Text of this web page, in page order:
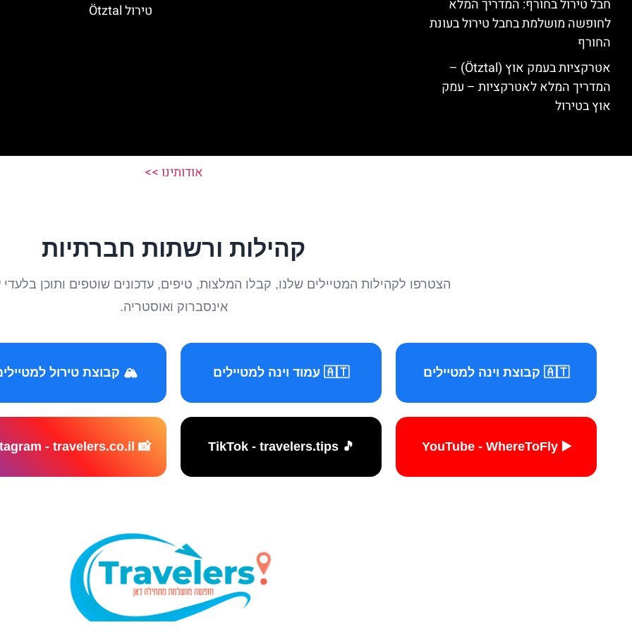
חבל טירול בחורף: המדריך המלא
לחופשה מושלמת בחבל טירול בעונת
החורף
אטרקציות בעמק אוץ (Ötztal) –
המדריך המלא לאטרקציות – עמק
אוץ בטירול
טירול Ötztal
אודותינו >>
קהילות ורשתות חברתיות
הצטרפו לקהילות המטיילים שלנו, קבלו המלצות, טיפים, עדכונים שוטפים ותוכן בלעדי
אינסברוק ואוסטריה.
🇦🇹 קבוצת וינה למטיילים 🇦🇹 עמוד וינה למטיילים 🏔️ קבוצת טירול
▶️ YouTube - WhereToFly
🎵 TikTok - travelers.tips
📸 Instagram - travelers.co.il